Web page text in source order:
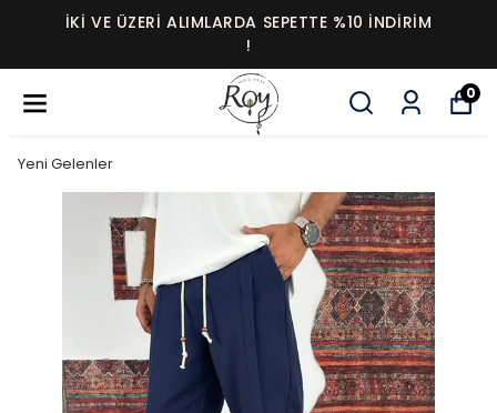
İKI VE ÜZERI ALIMLARDA SEPETTE %10 İNDIRIM
!
0
Yeni Gelenler